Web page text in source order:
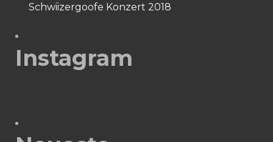
Schwiizergoofe Konzert 2018
Instagram